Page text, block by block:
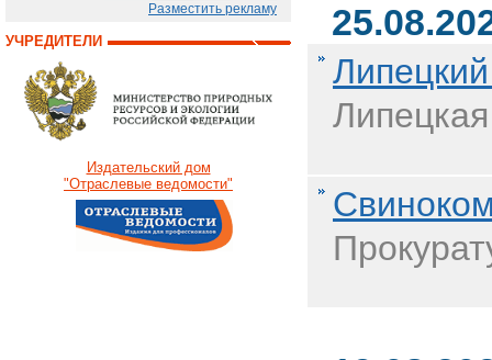
Разместить рекламу
УЧРЕДИТЕЛИ
Издательский дом
"Отраслевые ведомости"